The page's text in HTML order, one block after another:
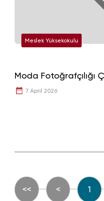
Meslek Yüksekokulu
Moda Fotoğrafçılığı
7 April 2026
<< < 1